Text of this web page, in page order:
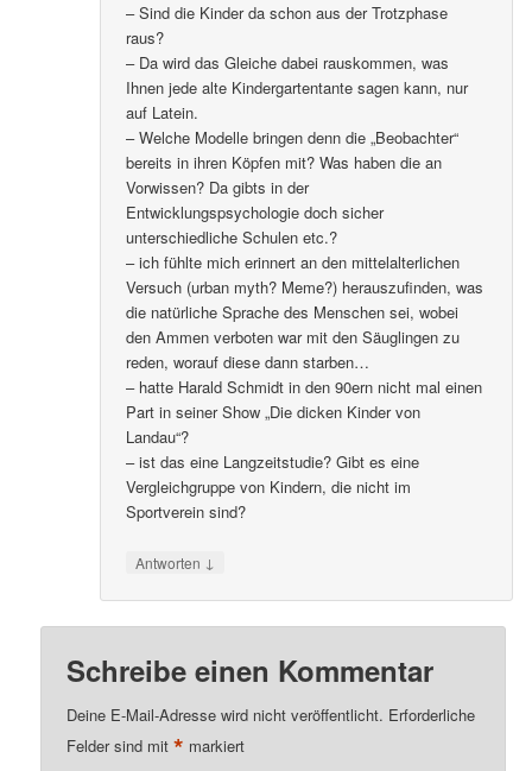
– Sind die Kinder da schon aus der Trotzphase
raus?
– Da wird das Gleiche dabei rauskommen, was
Ihnen jede alte Kindergartentante sagen kann, nur
auf Latein.
– Welche Modelle bringen denn die „Beobachter“
bereits in ihren Köpfen mit? Was haben die an
Vorwissen? Da gibts in der
Entwicklungspsychologie doch sicher
unterschiedliche Schulen etc.?
– ich fühlte mich erinnert an den mittelalterlichen
Versuch (urban myth? Meme?) herauszufinden, was
die natürliche Sprache des Menschen sei, wobei
den Ammen verboten war mit den Säuglingen zu
reden, worauf diese dann starben…
– hatte Harald Schmidt in den 90ern nicht mal einen
Part in seiner Show „Die dicken Kinder von
Landau“?
– ist das eine Langzeitstudie? Gibt es eine
Vergleichgruppe von Kindern, die nicht im
Sportverein sind?
Antworten ↓
Schreibe einen Kommentar
Deine E-Mail-Adresse wird nicht veröffentlicht. Erforderliche
Felder sind mit* markiert